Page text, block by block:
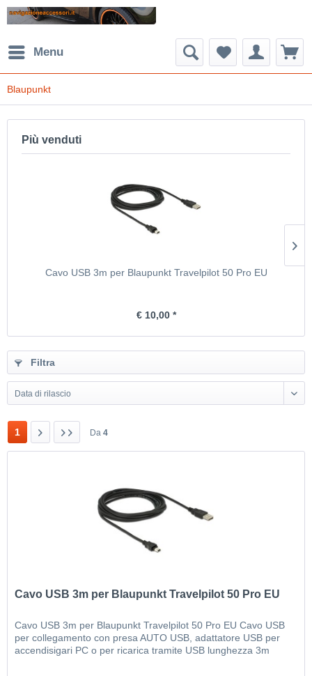
Menu
Blaupunkt
Più venduti
Cavo USB 3m per Blaupunkt Travelpilot 50 Pro EU
€ 10,00 *
Filtra
Data di rilascio
1 Da 4
Cavo USB 3m per Blaupunkt Travelpilot 50 Pro EU
Cavo USB 3m per Blaupunkt Travelpilot 50 Pro EU Cavo USB
per collegamento con presa AUTO USB, adattatore USB per
accendisigari PC o per ricarica tramite USB lunghezza 3m